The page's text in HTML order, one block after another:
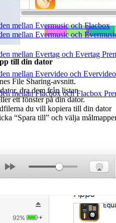
mellan Evermusic och Flacbox
mellan Evermusic och
mellan Evertag och Evertag
mellan Evervideo och
mellan Flacbox och Flacbox
till din dator
File Sharing-avsnitt.
dra dem från listan
ett fönster på din dator.
du vill kopiera till din dator
“Spara till” och välja